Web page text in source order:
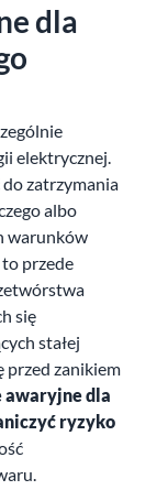
dla
elektrycznej.
zatrzymania
albo
warunków
przede
się
stałej
przed zanikiem
awaryjne dla
ryzyko